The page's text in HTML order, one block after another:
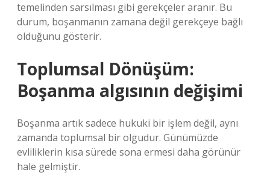
temelinden sarsılması gibi gerekçeler aranır. Bu
durum, boşanmanın zamana değil gerekçeye bağlı
olduğunu gösterir.
Toplumsal Dönüşüm:
Boşanma algısının değişimi
Boşanma artık sadece hukuki bir işlem değil, aynı
zamanda toplumsal bir olgudur. Günümüzde
evliliklerin kısa sürede sona ermesi daha görünür
hale gelmiştir.